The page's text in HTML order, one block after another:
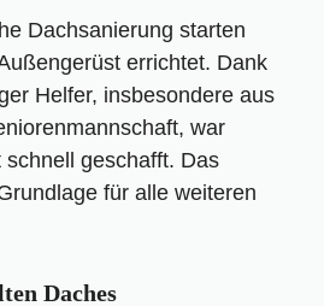
Dachsanierung starten
errichtet. Dank
Helfer, insbesondere aus
war
geschafft. Das
für alle weiteren
Daches